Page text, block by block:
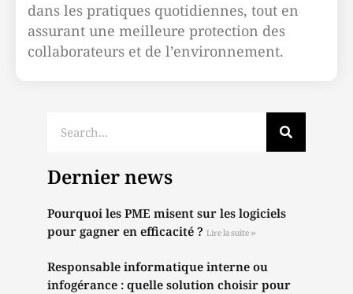
dans les pratiques quotidiennes, tout en
assurant une meilleure protection des
collaborateurs et de l’environnement.
Dernier news
Pourquoi les PME misent sur les logiciels
pour gagner en efficacité ? Lire la suite »
Responsable informatique interne ou
infogérance : quelle solution choisir pour